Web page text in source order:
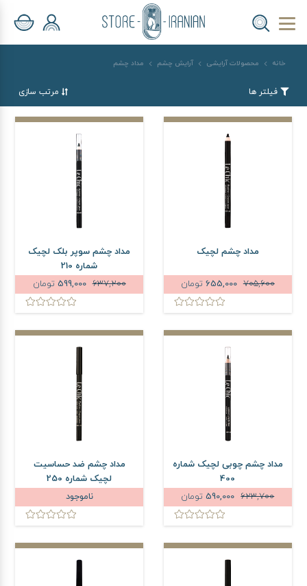
خانه محصولات آرایشی آرایش چشم مداد چشم
فیلتر ها مرتب سازی
مداد چشم لچیک
705,600
655,000 تومان
مداد چشم سوپر بلک لچیک
شماره 210
637,200
599,000 تومان
مداد چشم چوبی لچیک شماره
400
623,700
تومان
مداد چشم ضد حساسیت
لچیک شماره 250
ناموجود